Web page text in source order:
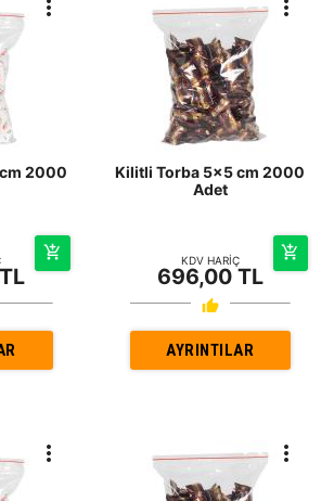
2000
Kilitli Torba 5x5 cm 2000
Adet
KDV HARİÇ
696,00 TL
AYRINTILAR